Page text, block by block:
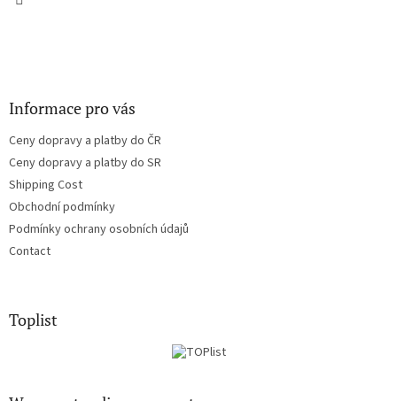
Informace pro vás
Ceny dopravy a platby do ČR
Ceny dopravy a platby do SR
Shipping Cost
Obchodní podmínky
Podmínky ochrany osobních údajů
Contact
Toplist